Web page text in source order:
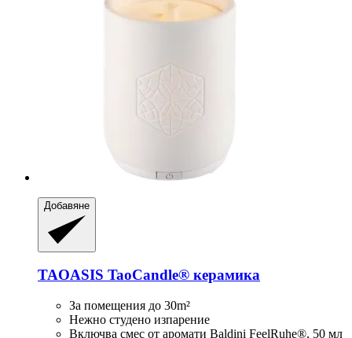
Добавяне
TAOASIS TaoCandle® керамика
За помещения до 30m²
Нежно студено изпарение
Включва смес от аромати Baldini FeelRuhe®, 50 мл